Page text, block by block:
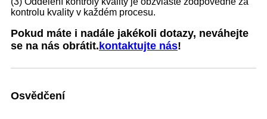
kontrolu kvality v každém procesu.
Pokud máte i nadále jakékoli dotazy, neváhejte
se na nás obrátit.kontaktujte nás!
Osvědčení